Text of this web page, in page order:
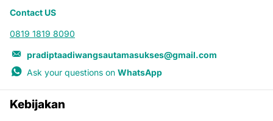
Contact US
0819 1819 8090
pradiptaadiwangsautamasukses@gmail.com
Ask your questions on WhatsApp
Kebijakan